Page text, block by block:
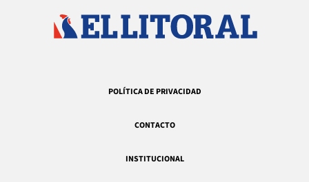
POLÍTICA DE PRIVACIDAD
CONTACTO
INSTITUCIONAL